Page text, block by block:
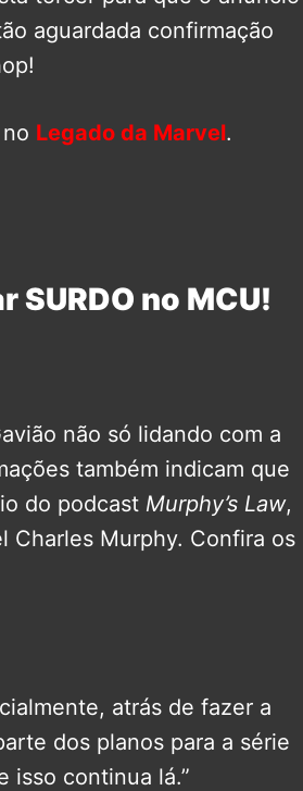
aguardada confirmação
Legado da Marvel.
no MCU!
não só lidando com a
também indicam que
do podcast Murphy’s Law,
Charles Murphy. Confira os
atrás de fazer a
dos planos para a série
isso continua lá.”